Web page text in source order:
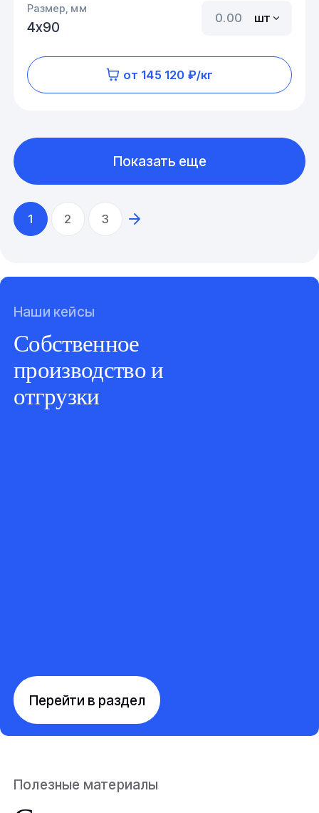
Размер, мм
4х90
шт
от 145 120 ₽/кг
1 2 3
Показать еще
Наши кейсы
Собственное
производство и
отгрузки
Перейти в раздел
Полезные материалы